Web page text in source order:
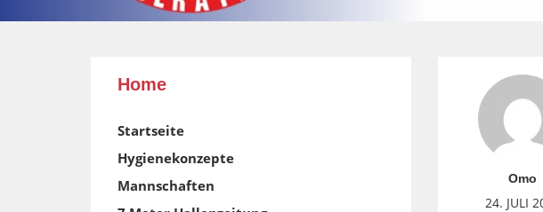
Omo
24. JULI
Home
Startseite
Hygienekonzepte
Mannschaften